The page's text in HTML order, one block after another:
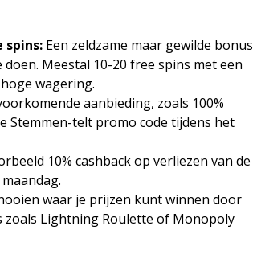
Een zeldzame maar gewilde bonus
Meestal 10-20 free spins met een
wagering.
aanbieding, zoals 100%
Stemmen-telt promo code tijdens het
10% cashback op verliezen van de
waar je prijzen kunt winnen door
zoals Lightning Roulette of Monopoly